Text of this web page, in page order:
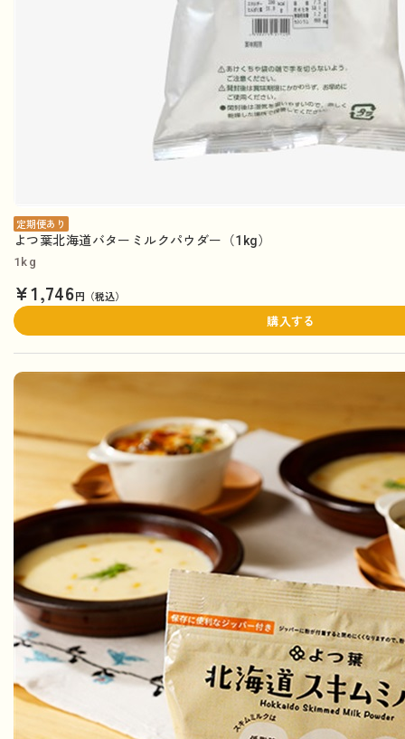
定期便あり
よつ葉北海道バターミルクパウダー（1kg）
1kg
¥1,746円（税込）
購入する